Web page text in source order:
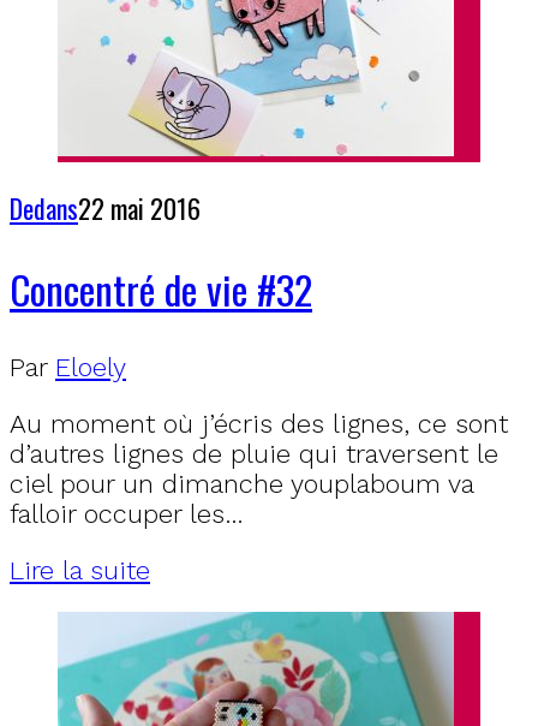
Dedans22 mai 2016
Concentré de vie #32
Par Eloely
Au moment où j’écris des lignes, ce sont
d’autres lignes de pluie qui traversent le
ciel pour un dimanche youplaboum va
falloir occuper les…
Lire la suite